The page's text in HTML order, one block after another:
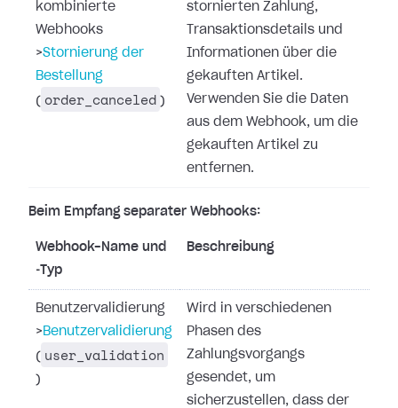
kombinierte
Webhooks
>Stornierung der
Bestellung
( order_canceled )
stornierten Zahlung,
Transaktionsdetails und
Informationen über die
gekauften Artikel.
Verwenden Sie die Daten
aus dem Webhook, um die
gekauften Artikel zu
entfernen.
Beim Empfang separater Webhooks:
Webhook-Name und
‑Typ
Beschreibung
Benutzervalidierung
> Benutzervalidierung
( user_validation
)
Wird in verschiedenen
Phasen des
Zahlungsvorgangs
gesendet, um
sicherzustellen, dass der